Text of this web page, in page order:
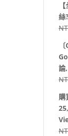
絲
論
購